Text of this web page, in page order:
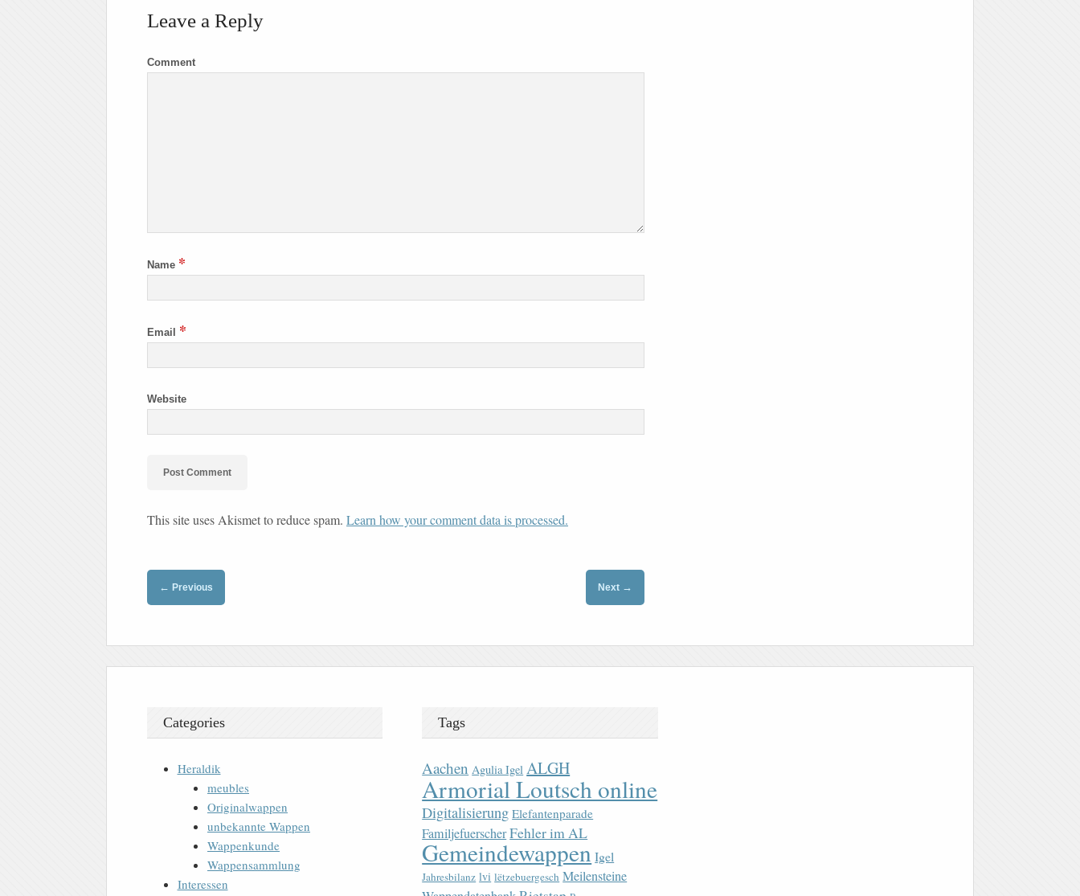
Leave a Reply
Comment
Name *
Email *
Website
This site uses Akismet to reduce spam. Learn how your comment data is processed.
← Previous Next →
Categories
Heraldik
meubles
Originalwappen
unbekannte Wappen
Wappenkunde
Wappensammlung
Interessen
Tags
Aachen Agulia Igel ALGH
Armorial Loutsch online
Digitalisierung Elefantenparade
FamiljefuerscherFehler im AL
Gemeindewappen Igel
Jahresbilanz lvi lëtzebuergesch Meilensteine